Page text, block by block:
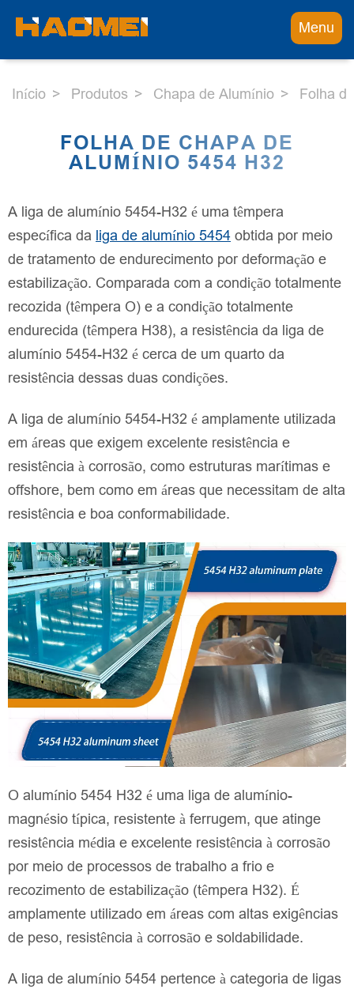
Menu
Início Produtos Chapa de Alumínio Folha
FOLHA DE CHAPA DE
ALUMÍNIO 5454 H32
A liga de alumínio 5454-H32 é uma têmpera
específica da liga de alumínio 5454 obtida por meio
de tratamento de endurecimento por deformação e
estabilização. Comparada com a condição totalmente
recozida (têmpera O) e a condição totalmente
endurecida (têmpera H38), a resistência da liga de
alumínio 5454-H32 é cerca de um quarto da
resistência dessas duas condições.
A liga de alumínio 5454-H32 é amplamente utilizada
em áreas que exigem excelente resistência e
resistência à corrosão, como estruturas marítimas e
offshore, bem como em áreas que necessitam de alta
resistência e boa conformabilidade.
O alumínio 5454 H32 é uma liga de alumínio-
magnésio típica, resistente à ferrugem, que atinge
resistência média e excelente resistência à corrosão
por meio de processos de trabalho a frio e
recozimento de estabilização (têmpera H32). É
amplamente utilizado em áreas com altas exigências
de peso, resistência à corrosão e soldabilidade.
A liga de alumínio 5454 pertence à categoria de ligas